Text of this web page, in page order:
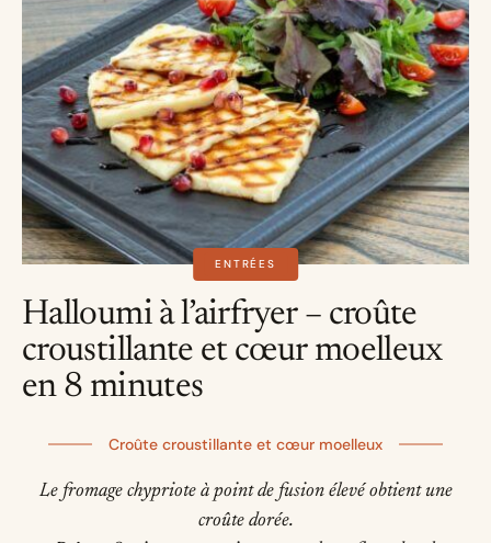
ENTRÉES
Halloumi à l’airfryer – croûte
croustillante et cœur moelleux
en 8 minutes
Croûte croustillante et cœur moelleux
Le fromage chypriote à point de fusion élevé obtient une
croûte dorée.